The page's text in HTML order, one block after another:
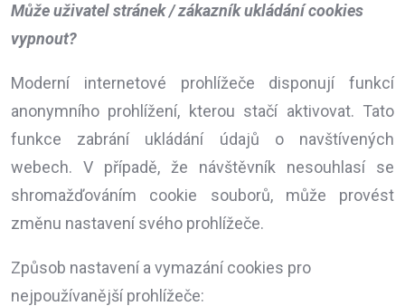
Může uživatel stránek / zákazník ukládání cookies
vypnout?
Moderní internetové prohlížeče disponují funkcí
anonymního prohlížení, kterou stačí aktivovat. Tato
funkce zabrání ukládání údajů o navštívených
webech. V případě, že návštěvník nesouhlasí se
shromažďováním cookie souborů, může provést
změnu nastavení svého prohlížeče.
Způsob nastavení a vymazání cookies pro
nejpoužívanější prohlížeče: